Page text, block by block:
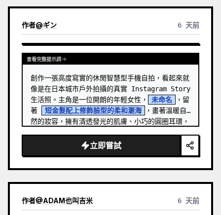
作者@ギン 6 天前
查看完整提示詞
創作一張高度寫實的休閒智慧型手機自拍，看起來就
像是在日本城市戶外拍攝的真實 Instagram Story
生活照。主角是一位開朗的年輕女性，
未命名
，留
著
短金髮配上修飾臉型的柔和瀏海
，畫著溫暖自
然的妝容，擁有清透發光的肌膚、小巧的圓圈耳環，
立即嘗試
作者@ADAM也叫吉米 6 天前